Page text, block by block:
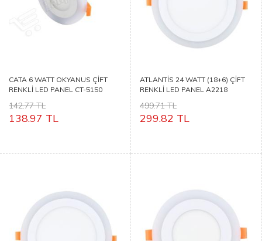
CATA 6 WATT OKYANUS ÇİFT
RENKLİ LED PANEL CT-5150
142.77 TL
138.97 TL
ATLANTİS 24 WATT (18+6) ÇİFT
RENKLİ LED PANEL A2218
499.71 TL
299.82 TL